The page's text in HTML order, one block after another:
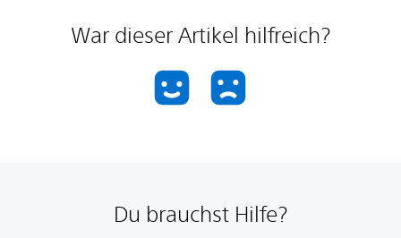
War dieser Artikel hilfreich?
Du brauchst Hilfe?